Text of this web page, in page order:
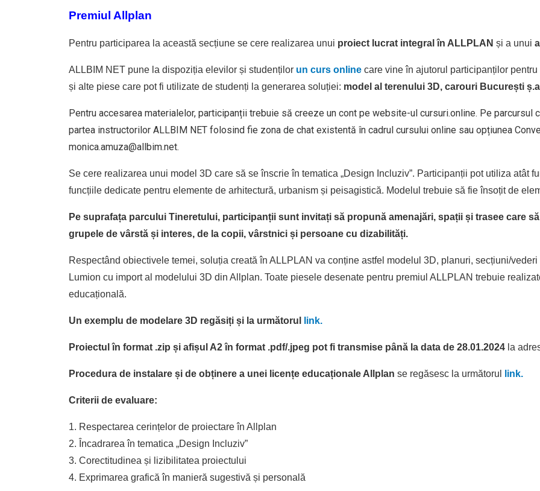
Premiul Allplan
Pentru participarea la această secțiune se cere realizarea unui proiect lucrat integral în ALLPLAN și a unui
ALLBIM NET pune la dispoziția elevilor și studenților un curs online care vine în ajutorul participanților
și alte piese care pot fi utilizate de studenți la generarea soluției: model al terenului 3D, carouri București
Pentru accesarea materialelor, participanții trebuie să creeze un cont pe website-ul cursuri.online. Pe
partea instructorilor ALLBIM NET folosind fie zona de chat existentă în cadrul cursului online sau opțiunea
monica.amuza@allbim.net.
Se cere realizarea unui model 3D care să se înscrie în tematica „Design Incluziv”. Participanții pot utiliza atât
funcțiile dedicate pentru elemente de arhitectură, urbanism și peisagistică. Modelul trebuie să fie însoțit de
Pe suprafața parcului Tineretului, participanții sunt invitați să propună amenajări, spații și trasee care
grupele de vârstă și interes, de la copii, vârstnici și persoane cu dizabilități.
Respectând obiectivele temei, soluția creată în ALLPLAN va conține astfel modelul 3D, planuri, secțiuni/
Lumion cu import al modelului 3D din Allplan. Toate piesele desenate pentru premiul ALLPLAN trebuie
educațională.
Un exemplu de modelare 3D regăsiți și la următorul link.
Proiectul în format .zip și afișul A2 în format .pdf/.jpeg pot fi transmise până la data de 28.01.2024 la
Procedura de instalare și de obținere a unei licențe educaționale Allplan se regăsesc la următorul link.
Criterii de evaluare:
1. Respectarea cerințelor de proiectare în Allplan
2. Încadrarea în tematica „Design Incluziv”
3. Corectitudinea și lizibilitatea proiectului
4. Exprimarea grafică în manieră sugestivă și personală